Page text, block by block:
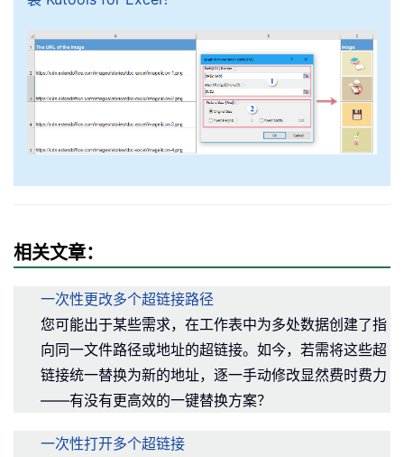
相关文章：
一次性更改多个超链接路径
您可能出于某些需求，在工作表中为多处数据创建了指
向同一文件路径或地址的超链接。如今，若需将这些超
链接统一替换为新的地址，逐一手动修改显然费时费力
——有没有更高效的一键替换方案？
一次性打开多个超链接